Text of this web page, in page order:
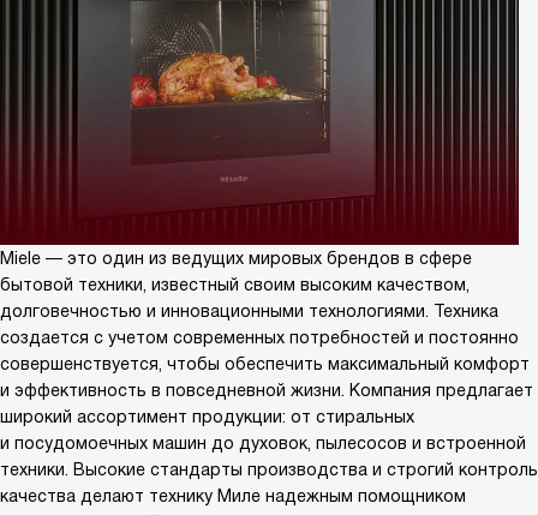
Miele — это один из ведущих мировых брендов в сфере
бытовой техники, известный своим высоким качеством,
долговечностью и инновационными технологиями. Техника
создается с учетом современных потребностей и постоянно
совершенствуется, чтобы обеспечить максимальный комфорт
и эффективность в повседневной жизни. Компания предлагает
широкий ассортимент продукции: от стиральных
и посудомоечных машин до духовок, пылесосов и встроенной
техники. Высокие стандарты производства и строгий контроль
качества делают технику Миле надежным помощником